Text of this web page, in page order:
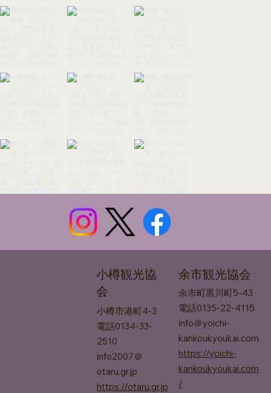
小樽観光協
会
小樽市港町4-3
電話0134-33-
2510
info2007＠
otaru.gr.jp
https://otaru.gr.jp
余市観光協会
余市町黒川町​5-43
電話0135-22-4115
info＠yoichi-
kankoukyoukai.com
https://yoichi-
kankoukyoukai.com
/